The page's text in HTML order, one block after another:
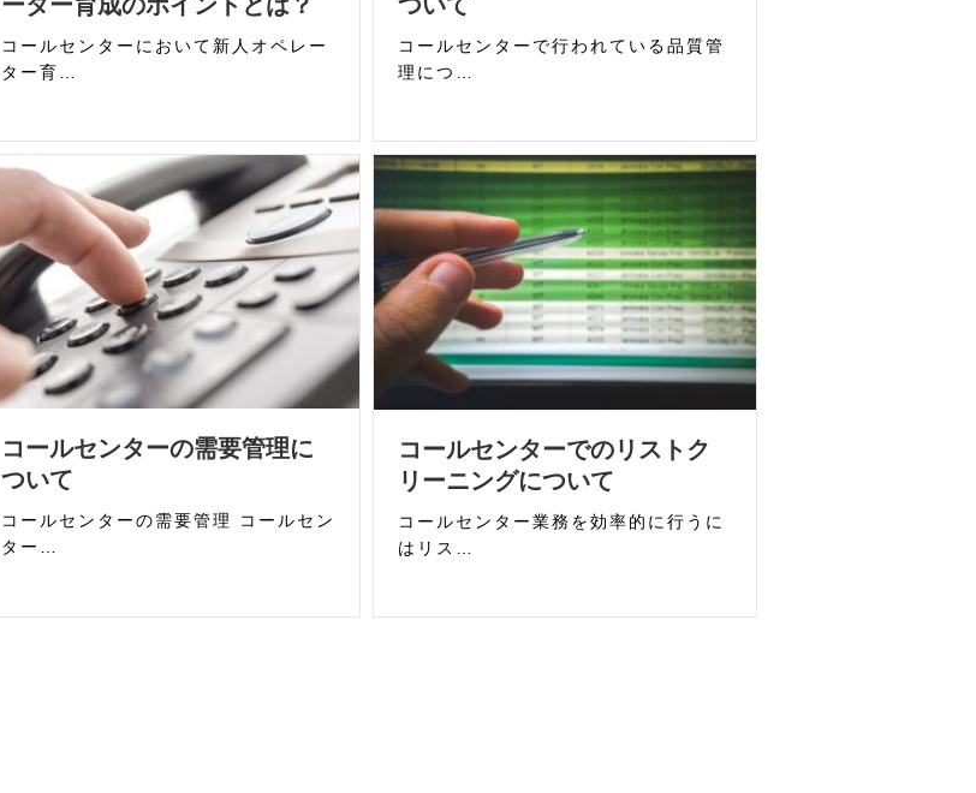
コールセンターにおいて新人オペレー
ター育…
コールセンターで行われている品質管
理につ…
コールセンターの需要管理に
ついて
コールセンターの需要管理 コールセン
ター…
コールセンターでのリストク
リーニングについて
コールセンター業務を効率的に行うに
はリス…